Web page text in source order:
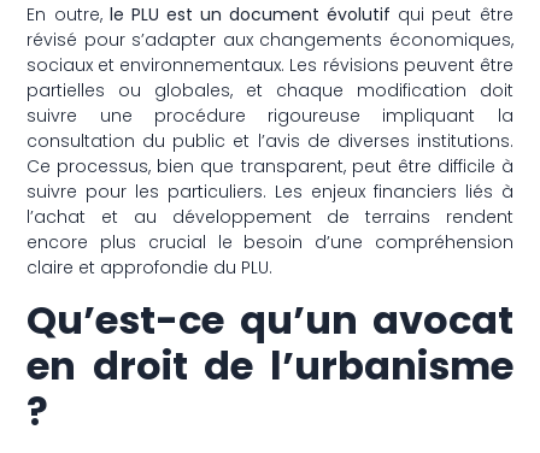
En outre, le PLU est un document évolutif qui peut être
révisé pour s’adapter aux changements économiques,
sociaux et environnementaux. Les révisions peuvent être
partielles ou globales, et chaque modification doit
suivre une procédure rigoureuse impliquant la
consultation du public et l’avis de diverses institutions.
Ce processus, bien que transparent, peut être difficile à
suivre pour les particuliers. Les enjeux financiers liés à
l’achat et au développement de terrains rendent
encore plus crucial le besoin d’une compréhension
claire et approfondie du PLU.
Qu’est-ce qu’un avocat
en droit de l’urbanisme
?